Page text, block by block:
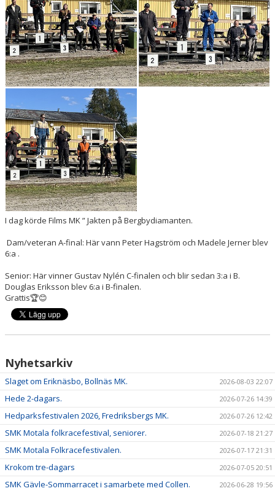
DOKUMENT
I dag körde Films MK ” Jakten på Bergbydiamanten.
Dam/veteran A-final: Här vann Peter Hagström och Madele Jerner blev
6:a .
Senior: Här vinner Gustav Nylén C-finalen och blir sedan 3:a i B.
Douglas Eriksson blev 6:a i B-finalen.
Grattis🏆😊
Nyhetsarkiv
Slaget om Eriknäsbo, Bollnäs MK. 2026-08-03 22:07
Hede 2-dagars. 2026-07-26 14:39
Hedparksfestivalen 2026, Fredriksbergs MK. 2026-07-26 12:42
SMK Motala folkracefestival, seniorer. 2026-07-18 21:27
SMK Motala Folkracefestivalen. 2026-07-17 21:31
Krokom tre-dagars 2026-07-05 20:51
SMK Gävle-Sommarracet i samarbete med Collen. 2026-06-28 19:56